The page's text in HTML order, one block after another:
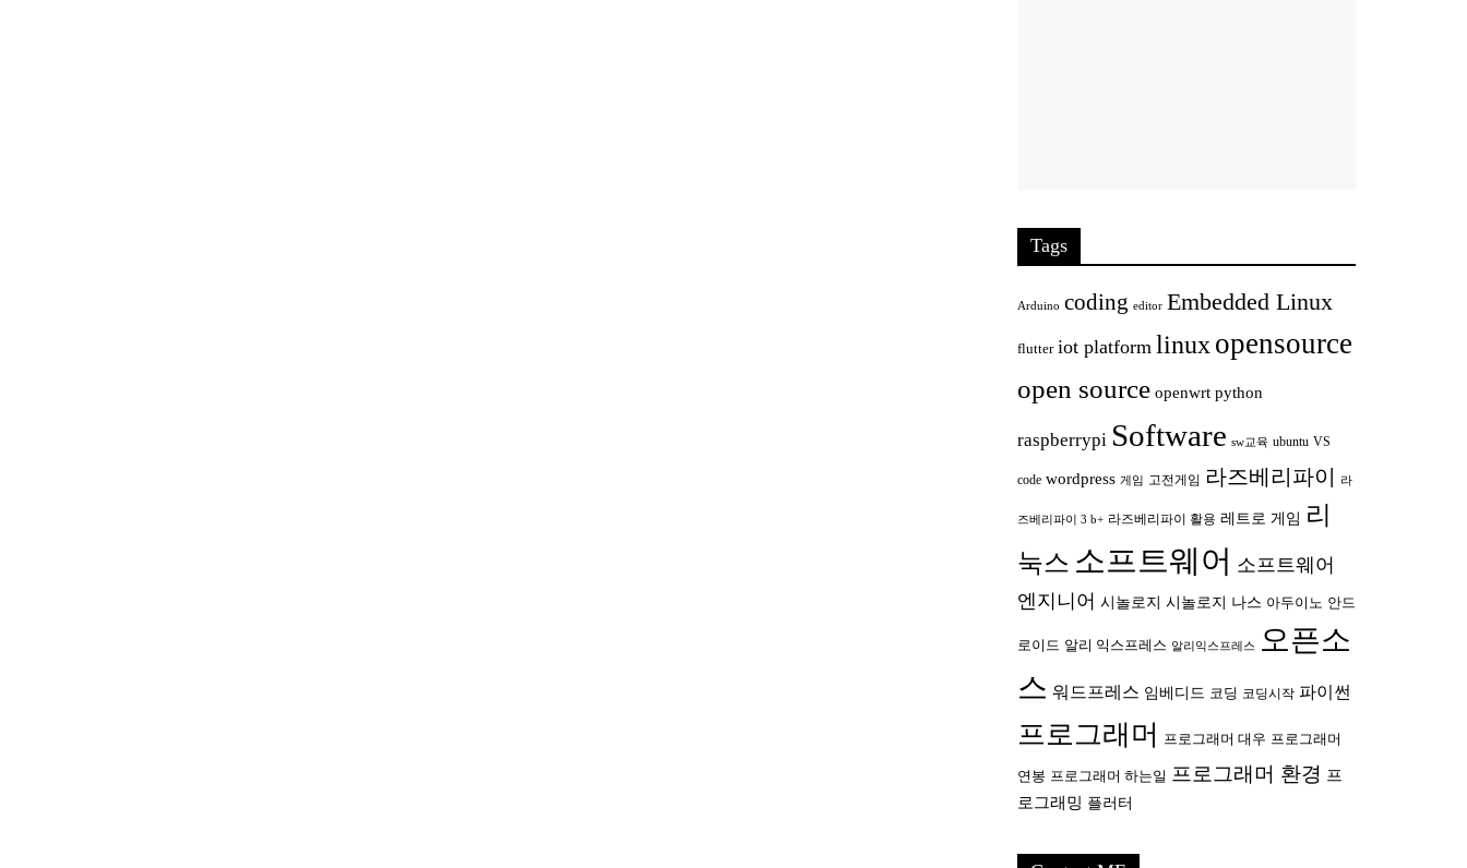
Tags
Arduino coding editor Embedded Linux
flutter iot platform linux opensource
open source openwrt python
raspberrypi Software sw교육 ubuntu VS
code wordpress 게임 고전게임 라즈베리파이 라
즈베리파이 3 b+ 라즈베리파이 활용 레트로 게임 리
눅스 소프트웨어 소프트웨어
엔지니어 시놀로지 시놀로지 나스 아두이노 안드
로이드 알리 익스프레스 알리익스프레스
오픈소
스 워드프레스 임베디드 코딩 코딩시작 파이썬
프로그래머 프로그래머 대우 프로그래머
연봉 프로그래머 하는일 프로그래머 환경 프
로그래밍 플러터